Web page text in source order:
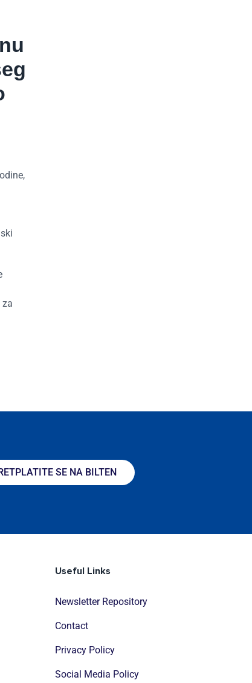
za
SE NA BILTEN
Useful Links
Newsletter Repository
Contact
Privacy Policy
Social Media Policy